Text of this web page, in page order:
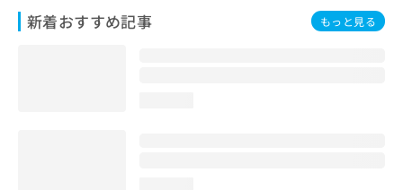
新着おすすめ記事 もっと見る
お
問